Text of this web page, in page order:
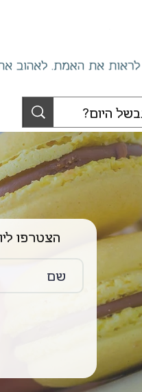
הצטרפו ליותר מ-15,000 עוקבים